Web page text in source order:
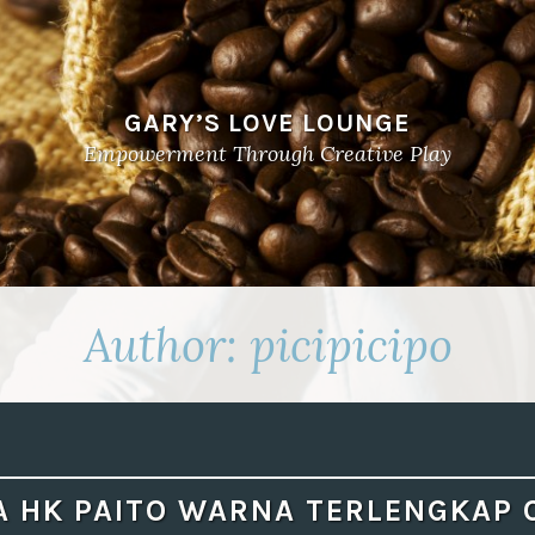
GARY’S LOVE LOUNGE
Empowerment Through Creative Play
Author: picipicipo
HK PAITO WARNA TERLENGKAP